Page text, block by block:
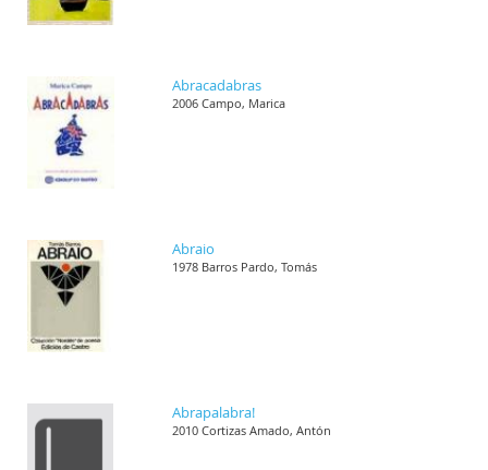
Abracadabras
2006 Campo, Marica
Abraio
1978 Barros Pardo, Tomás
Abrapalabra!
2010 Cortizas Amado, Antón